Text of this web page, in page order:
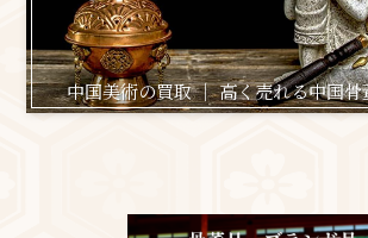
中国美術の買取 ｜ 高く売れる中国骨